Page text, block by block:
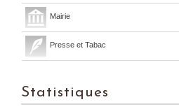
Mairie
Presse et Tabac
Statistiques